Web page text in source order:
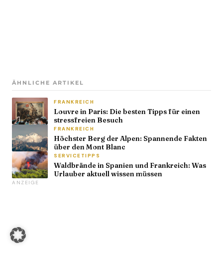
ÄHNLICHE ARTIKEL
FRANKREICH
Louvre in Paris: Die besten Tipps für einen
stressfreien Besuch
FRANKREICH
Höchster Berg der Alpen: Spannende Fakten
über den Mont Blanc
SERVICETIPPS
Waldbrände in Spanien und Frankreich: Was
Urlauber aktuell wissen müssen
ANZEIGE